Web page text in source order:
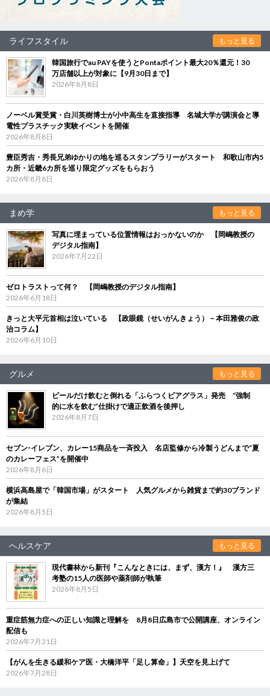
ライフスタイル もっと見る
韓国旅行でau PAYを使うとPontaポイント最大20％還元！30
万店舗以上が対象に【9月30日まで】
2026年8月8日
ノーベル賞受賞・白川英樹博士が小中高生を直接指導 名城大学が講演会と導
電性プラスチック実験イベントを開催
2026年8月8日
豊臣秀吉・秀長兄弟ゆかりの地を巡るスタンプラリーがスタート 和歌山市内5
カ所・近畿6カ所を巡り限定グッズをもらおう
2026年8月8日
まめ学 もっと見る
写真に埋まっている位置情報はおっかないのか 【岡嶋教授の
デジタル指南】
2026年7月22日
ゼロトラストって何？ 【岡嶋教授のデジタル指南】
2026年6月18日
きっと大平元首相は泣いている 【政眼鏡（せいがんきょう）－本田雅俊の政
治コラム】
2026年6月10日
グルメ もっと見る
ビールだけ飲むと倒れる「ふらつくビアグラス」発売 “強制
的に水を飲む”仕掛けで適正飲酒を後押し
2026年8月7日
セブン‐イレブン、カレー15商品を一斉投入 名店監修から冷製うどんまで“夏
のカレーフェス”を開催中
2026年8月6日
横浜高島屋で「韓国市場」がスタート 人気グルメから雑貨まで約30ブランド
が集結
2026年8月5日
ヘルスケア もっと見る
現代書林から新刊『こんなときには、まず、漢方！』 漢方三
考塾の15人の医師や薬剤師が執筆
2026年8月5日
重症筋無力症への正しい知識と理解を 8月8日広島市で公開講座、オンライン
配信も
2026年7月31日
【がんを生きる緩和ケア医・大橋洋平「足し算命」】天空を見上げて
2026年7月28日